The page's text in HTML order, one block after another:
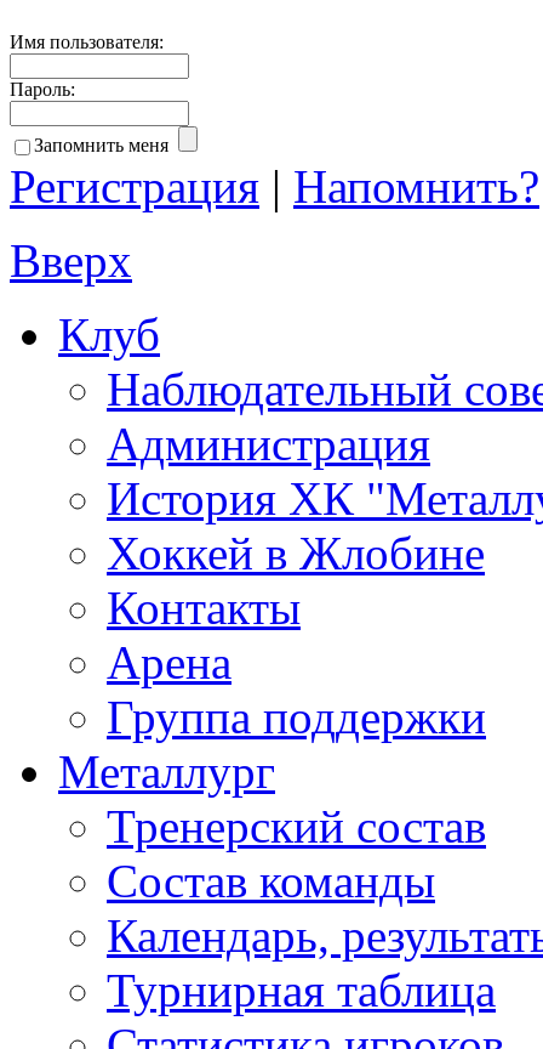
Имя пользователя:
Пароль:
Запомнить меня
Регистрация | Напомнить?
Вверх
Клуб
Наблюдательный
Администрация
История ХК
Хоккей в Жлобине
Контакты
Арена
Группа поддержки
Металлург
Тренерский состав
Состав команды
Календарь,
Турнирная таблица